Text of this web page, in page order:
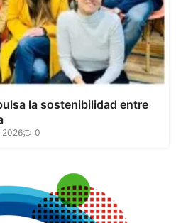
la sostenibilidad entre
2026 0